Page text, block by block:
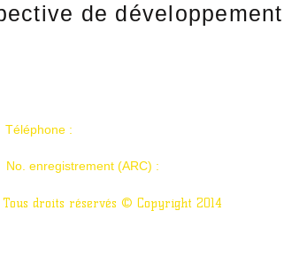
de
Téléphone :
No. enregistrement (ARC) :
Tous droits réservés © Copyright 2014